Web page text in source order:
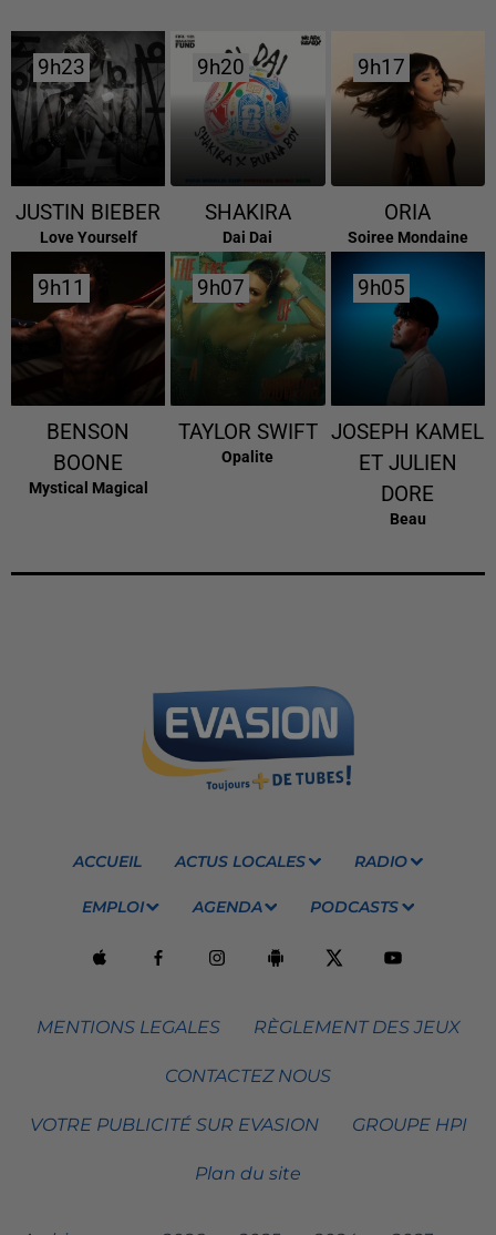
9h23
9h23
JUSTIN BIEBER
Love Yourself
9h20
9h20
SHAKIRA
Dai Dai
9h17
9h17
ORIA
Soiree Mondaine
9h11
9h11
BENSON
BOONE
Mystical Magical
9h07
9h07
TAYLOR SWIFT
Opalite
9h05
9h05
JOSEPH KAMEL
ET JULIEN
DORE
Beau
ACCUEIL ACTUS LOCALES RADIO
EMPLOI AGENDA PODCASTS
MENTIONS LEGALES RÈGLEMENT DES JEUX
CONTACTEZ NOUS
VOTRE PUBLICITÉ SUR EVASION GROUPE HPI
Plan du site